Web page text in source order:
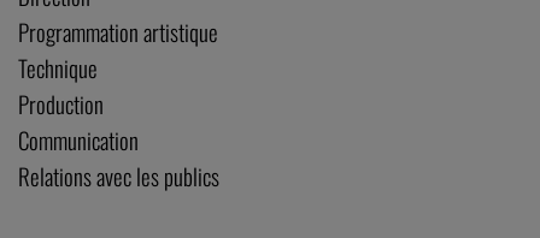
Programmation artistique
Technique
Production
Communication
Relations avec les publics